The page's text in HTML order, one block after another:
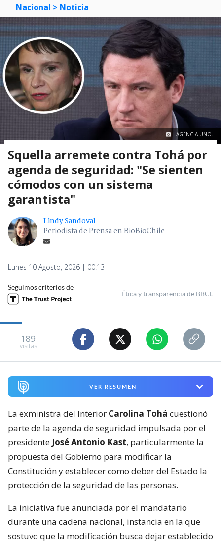
Nacional > Noticia
AGENCIA UNO.
Squella arremete contra Tohá por
agenda de seguridad: "Se sienten
cómodos con un sistema
garantista"
Lindy Sandoval
Periodista de Prensa en BioBioChile
Lunes 10 Agosto, 2026 | 00:13
Seguimos criterios de
Ética y transparencia de BBCL
189
visitas
VER RESUMEN
La exministra del Interior Carolina Tohá cuestionó
parte de la agenda de seguridad impulsada por el
presidente José Antonio Kast, particularmente la
propuesta del Gobierno para modificar la
Constitución y establecer como deber del Estado la
protección de la seguridad de las personas.
La iniciativa fue anunciada por el mandatario
durante una cadena nacional, instancia en la que
sostuvo que la modificación busca dejar establecido